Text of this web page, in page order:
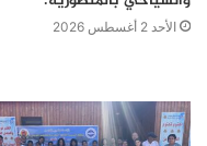
الأحد 2 أغسطس 2026